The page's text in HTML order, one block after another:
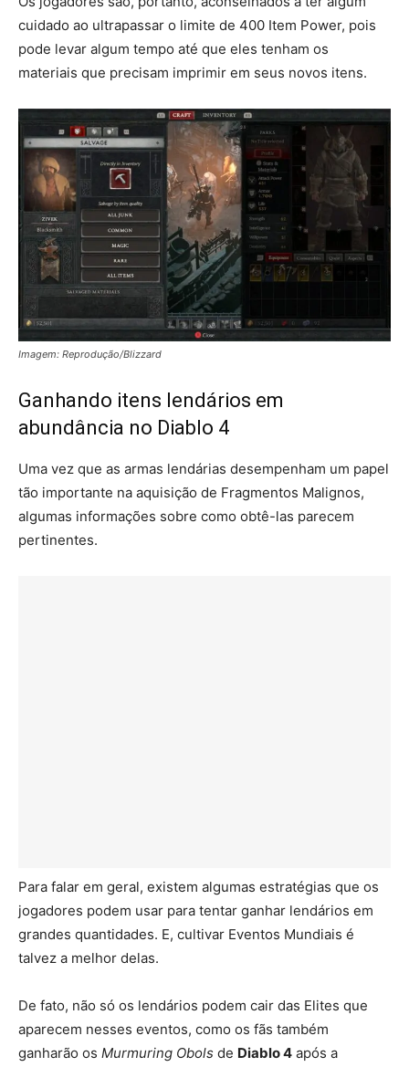
cuidado ao ultrapassar o limite de 400 Item Power, pois
pode levar algum tempo até que eles tenham os
materiais que precisam imprimir em seus novos itens.
Imagem: Reprodução/Blizzard
Ganhando itens lendários em
abundância no Diablo 4
Uma vez que as armas lendárias desempenham um papel
tão importante na aquisição de Fragmentos Malignos,
algumas informações sobre como obtê-las parecem
pertinentes.
Para falar em geral, existem algumas estratégias que os
jogadores podem usar para tentar ganhar lendários em
grandes quantidades. E, cultivar Eventos Mundiais é
talvez a melhor delas.
De fato, não só os lendários podem cair das Elites que
aparecem nesses eventos, como os fãs também
ganharão os Murmuring Obols de Diablo 4 após a